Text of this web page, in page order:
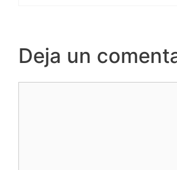
Deja un